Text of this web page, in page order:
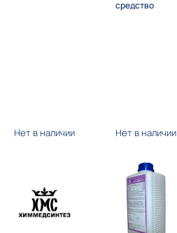
Нет в наличии
средство
Нет в наличии